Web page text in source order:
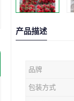
产品描述
品牌
包装方式